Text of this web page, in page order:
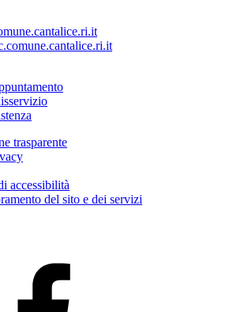
trasparente
accessibilità
del sito e dei servizi